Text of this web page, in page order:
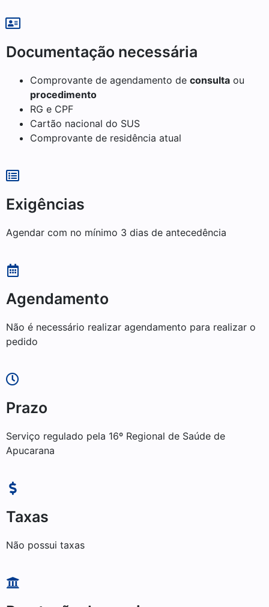
Documentação necessária
Comprovante de agendamento de consulta ou
procedimento
RG e CPF
Cartão nacional do SUS
Comprovante de residência atual
Exigências
Agendar com no mínimo 3 dias de antecedência
Agendamento
Não é necessário realizar agendamento para realizar o
pedido
Prazo
Serviço regulado pela 16º Regional de Saúde de
Apucarana
Taxas
Não possui taxas